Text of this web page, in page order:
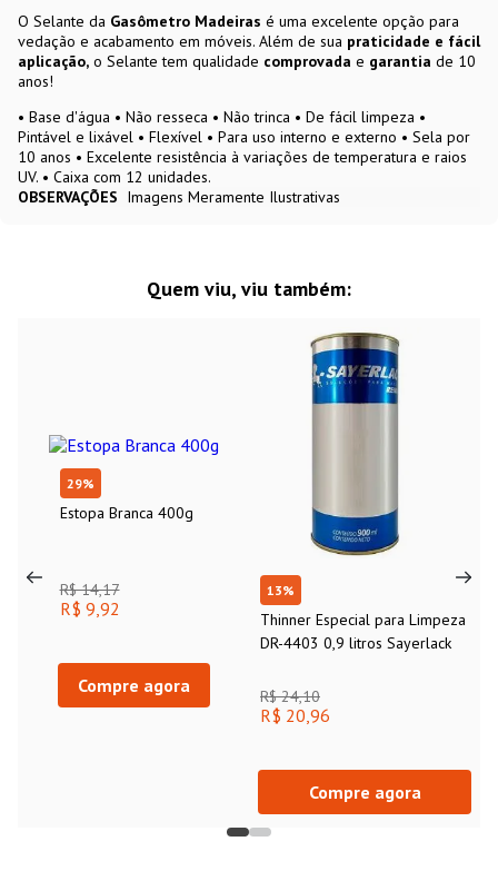
O Selante da Gasômetro Madeiras é uma excelente opção para
vedação e acabamento em móveis. Além de sua praticidade e fácil
aplicação, o Selante tem qualidade comprovada e garantia de 10
anos!
• Base d'água • Não resseca • Não trinca • De fácil limpeza •
Pintável e lixável • Flexível • Para uso interno e externo • Sela por
10 anos • Excelente resistência à variações de temperatura e raios
UV. • Caixa com 12 unidades.
OBSERVAÇÕES Imagens Meramente Ilustrativas
Quem viu, viu também:
29%
Estopa Branca 400g
R$ 14,17
R$ 9,92
Compre agora
13%
Thinner Especial para Limpeza
DR-4403 0,9 litros Sayerlack
R$ 24,10
R$ 20,96
Compre agora